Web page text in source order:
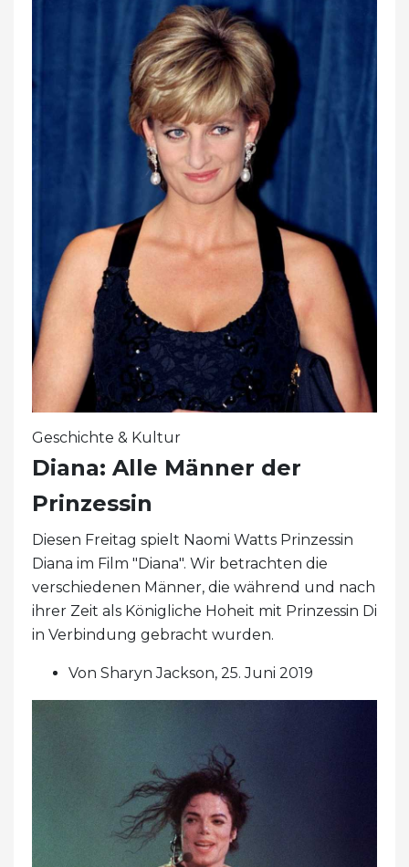
Geschichte & Kultur
Diana: Alle Männer der
Prinzessin
Diesen Freitag spielt Naomi Watts Prinzessin
Diana im Film "Diana". Wir betrachten die
verschiedenen Männer, die während und nach
ihrer Zeit als Königliche Hoheit mit Prinzessin Di
in Verbindung gebracht wurden.
Von Sharyn Jackson, 25. Juni 2019